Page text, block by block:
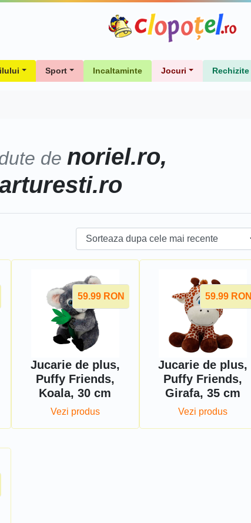
Sport Incaltaminte Jocuri Rechizite
de noriel.ro,
59.99 RON
Jucarie de plus,
Puffy Friends,
Koala, 30 cm
Vezi produs
59.99 RON
Jucarie de plus,
Puffy Friends,
Girafa, 35 cm
Vezi produs